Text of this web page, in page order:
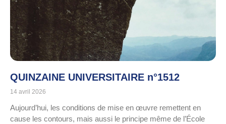
QUINZAINE UNIVERSITAIRE n°1512
14 avril 2026
Aujourd’hui, les conditions de mise en œuvre remettent en
cause les contours, mais aussi le principe même de l’École